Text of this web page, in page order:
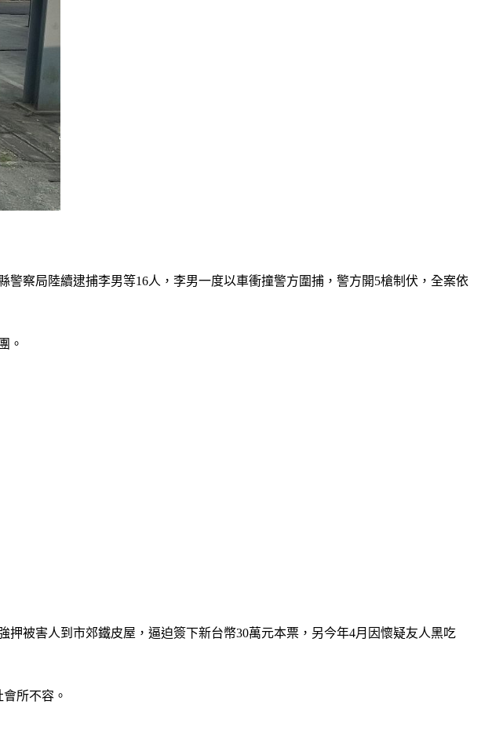
察局陸續逮捕李男等16人，李男一度以車衝撞警方圍捕，警方開5槍制伏，全案依
。
被害人到市郊鐵皮屋，逼迫簽下新台幣30萬元本票，另今年4月因懷疑友人黑吃
所不容。